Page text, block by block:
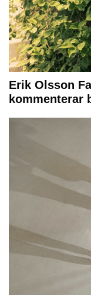
Erik Olsson
kommenterar